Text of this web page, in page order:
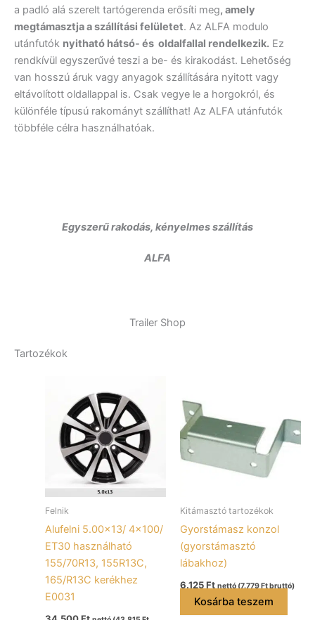
a padló alá szerelt tartógerenda erősíti meg, amely
megtámasztja a szállítási felületet. Az ALFA modulo
utánfutók nyitható hátsó- és oldalfallal rendelkezik. Ez
rendkívül egyszerűvé teszi a be- és kirakodást. Lehetőség
van hosszú áruk vagy anyagok szállítására nyitott vagy
eltávolított oldallappal is. Csak vegye le a horgokról, és
különféle típusú rakományt szállíthat! Az ALFA utánfutók
többféle célra használhatóak.
Egyszerű rakodás, kényelmes szállítás
ALFA
Trailer Shop
Tartozékok
Felnik
Alufelni 5.00×13/ 4×100/
ET30 használható
155/70R13, 155R13C,
165/R13C kerékhez
E0031
Kitámasztó tartozékok
Gyorstámasz konzol
(gyorstámasztó
lábakhoz)
6.125Ft nettó (7.779Ftbruttó)
Kosárba teszem